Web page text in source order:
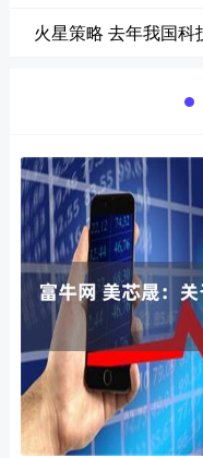
火星策略 去年我国